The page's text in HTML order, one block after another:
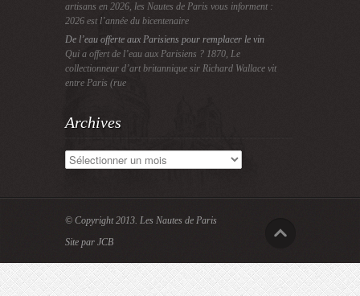
artisans en 2026, les Nautes de Paris vous informent :
2026 est l’année du bicentenaire
De l’eau offerte aux Parisiens pour remplacer le vin
Qui a offert de l’eau aux Parisiens ? 1870, Le
collectionneur d’art britannique sir Richard Wallace vit
entre Paris (rue
Archives
Archives
© Copyright 2013. Les Nautes de Paris
Site par JCB